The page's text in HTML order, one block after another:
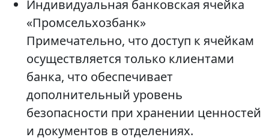
Индивидуальная банковская ячейка
«Промсельхозбанк»
Примечательно, что доступ к ячейкам
осуществляется только клиентами
банка, что обеспечивает
дополнительный уровень
безопасности при хранении ценностей
и документов в отделениях.